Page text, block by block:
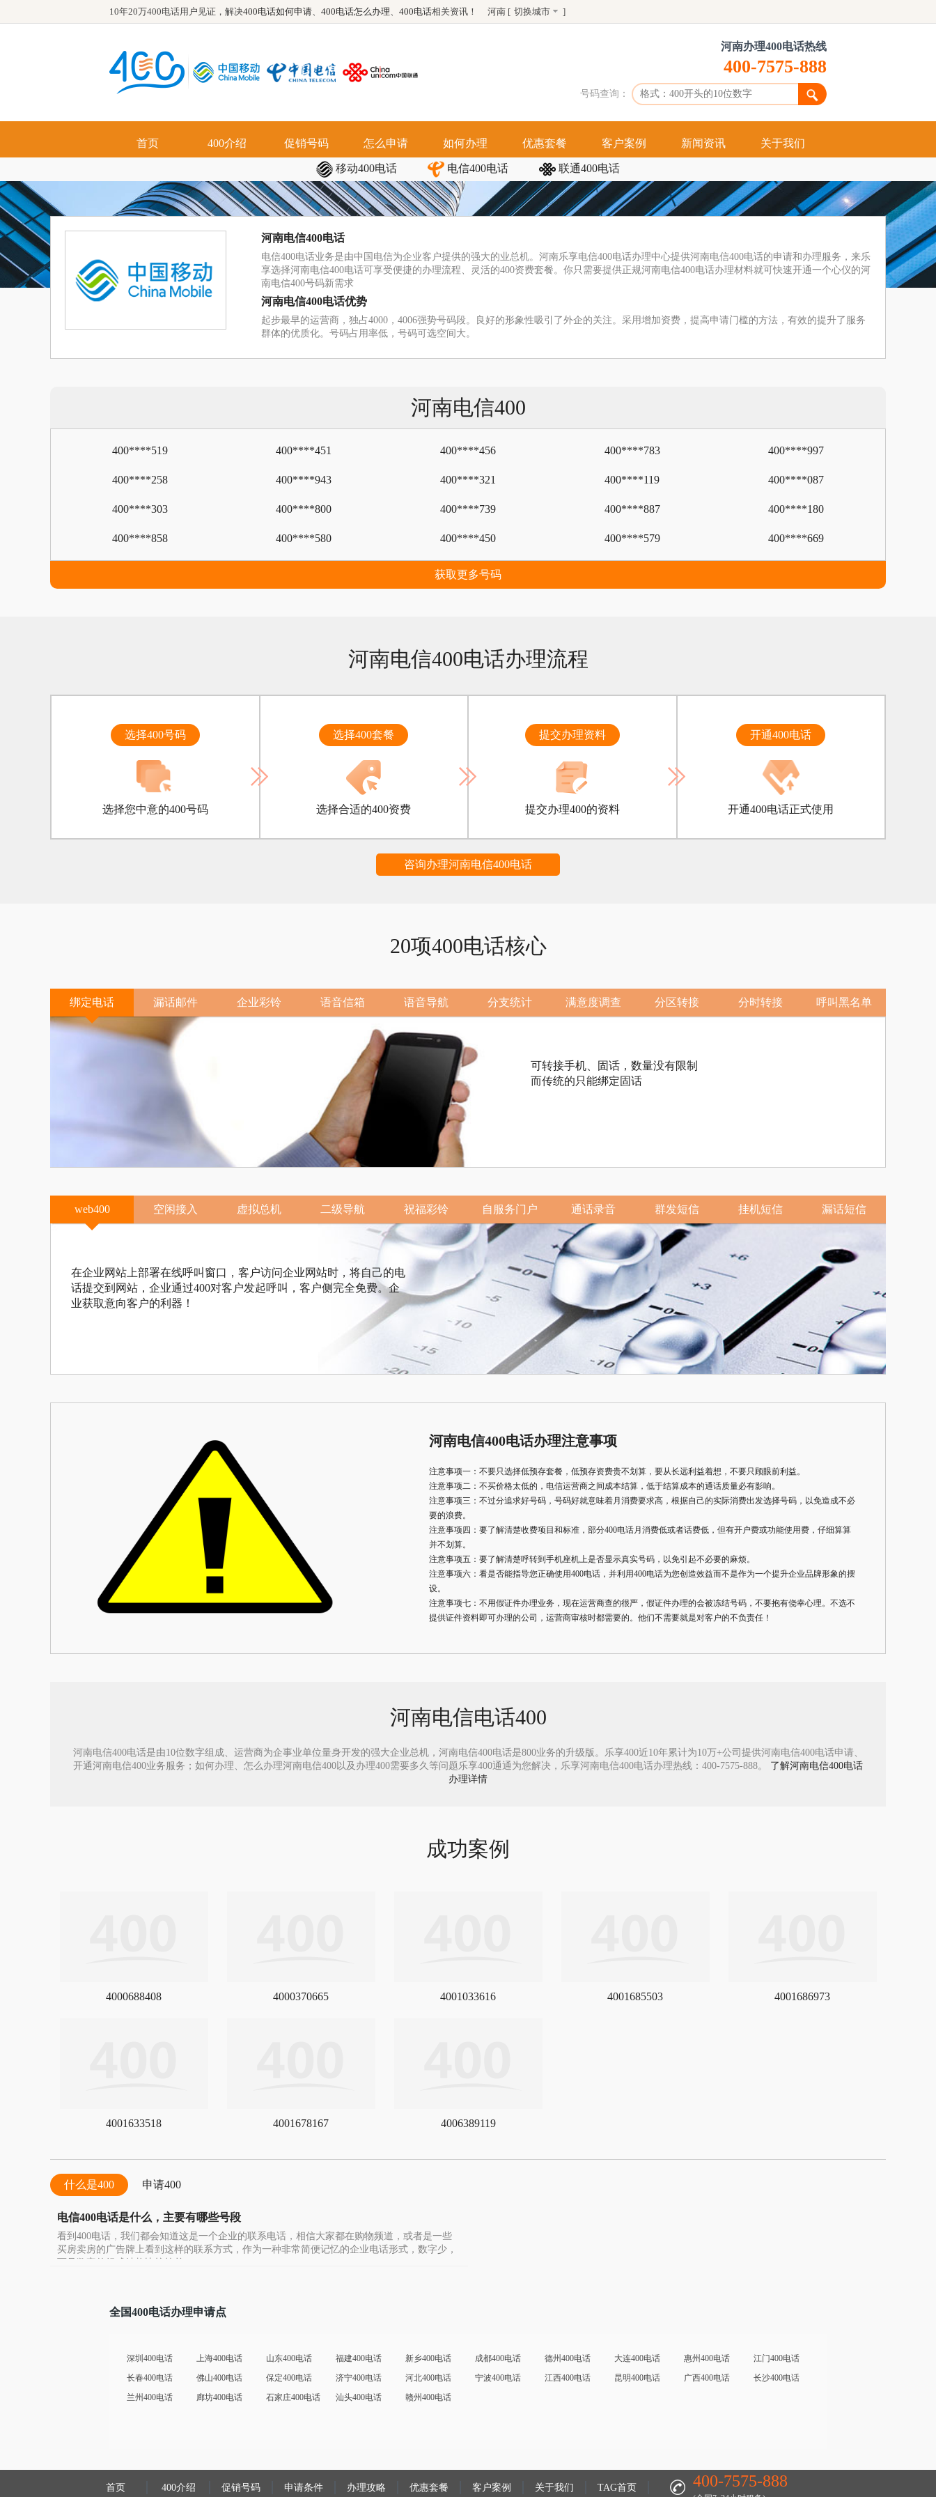
10年20万400电话用户见证，解决400电话如何申请、 400电话怎么办理、 400电话相关资讯！ 河南 [ 切换城市 ]
河南办理400电话热线
400-7575-888
号码查询：
首页 400介绍
功能
促销号码 怎么申请 如何办理 优惠套餐 客户案例 新闻资讯
申请400
关于我们
移动400电话 电信400电话 联通400电话
河南电信400电话
电信400电话业务是由中国电信为企业客户提供的强大的业总机。河南乐享电信400电话办理中心提供河南电信400电话的申请和办理服务，来乐
享选择河南电信400电话可享受便捷的办理流程、灵活的400资费套餐。你只需要提供正规河南电信400电话办理材料就可快速开通一个心仪的河
南电信400号码新需求
河南电信400电话优势
起步最早的运营商，独占4000，4006强势号码段。良好的形象性吸引了外企的关注。采用增加资费，提高申请门槛的方法，有效的提升了服务
群体的优质化。号码占用率低，号码可选空间大。
河南电信400
400****519 400****451 400****456 400****783 400****997
400****258 400****943 400****321 400****119 400****087
400****303 400****800 400****739 400****887 400****180
400****858 400****580 400****450 400****579 400****669
获取更多号码
河南电信400电话办理流程
选择400号码
选择您中意的400号码
选择400套餐
选择合适的400资费
提交办理资料
提交办理400的资料
开通400电话
开通400电话正式使用
咨询办理河南电信400电话
20项400电话核心
绑定电话 漏话邮件 企业彩铃 语音信箱 语音导航 分支统计 满意度调查 分区转接 分时转接 呼叫黑名单
可转接手机、固话，数量没有限制
而传统的只能绑定固话
web400 空闲接入 虚拟总机 二级导航 祝福彩铃 自服务门户 通话录音 群发短信 挂机短信 漏话短信
在企业网站上部署在线呼叫窗口，客户访问企业网站时，将自己的电
话提交到网站，企业通过400对客户发起呼叫，客户侧完全免费。企
业获取意向客户的利器！
河南电信400电话办理注意事项
注意事项一：不要只选择低预存套餐，低预存资费贵不划算，要从长远利益着想，不要只顾眼前利益。
注意事项二：不买价格太低的，电信运营商之间成本结算，低于结算成本的通话质量必有影响。
注意事项三：不过分追求好号码，号码好就意味着月消费要求高，根据自己的实际消费出发选择号码，以免造成不必
要的浪费。
注意事项四：要了解清楚收费项目和标准，部分400电话月消费低或者话费低，但有开户费或功能使用费，仔细算算
并不划算。
注意事项五：要了解清楚呼转到手机座机上是否显示真实号码，以免引起不必要的麻烦。
注意事项六：看是否能指导您正确使用400电话，并利用400电话为您创造效益而不是作为一个提升企业品牌形象的摆
设。
注意事项七：不用假证件办理业务，现在运营商查的很严，假证件办理的会被冻结号码，不要抱有侥幸心理。不选不
提供证件资料即可办理的公司，运营商审核时都需要的。他们不需要就是对客户的不负责任！
河南电信电话400
河南电信400电话是由10位数字组成、运营商为企事业单位量身开发的强大企业总机，河南电信400电话是800业务的升级版。乐享400近10年累计为10万+公司提供河南电信400电话申请、
开通河南电信400业务服务；如何办理、怎么办理河南电信400以及办理400需要多久等问题乐享400通通为您解决，乐享河南电信400电话办理热线：400-7575-888。 了解河南电信400电话
办理详情
成功案例
4000688408 4000370665 4001033616 4001685503 4001686973
4001633518 4001678167 4006389119
什么是400 申请400
电信400电话是什么，主要有哪些号段
看到400电话，我们都会知道这是一个企业的联系电话，相信大家都在购物频道，或者是一些
买房卖房的广告牌上看到这样的联系方式，作为一种非常简便记忆的企业电话形式，数字少，
全国400电话办理申请点
深圳400电话 上海400电话 山东400电话 福建400电话 新乡400电话 成都400电话 德州400电话 大连400电话 惠州400电话
江门400电话
长春400电话
佛山400电话 保定400电话 济宁400电话 河北400电话 宁波400电话 江西400电话 昆明400电话 广西400电话
长沙400电话
兰州400电话
廊坊400电话 石家庄400电话 汕头400电话 赣州400电话
首页 400介绍 促销号码 申请条件 办理攻略 优惠套餐 客户案例 关于我们 TAG首页 400-7575-888